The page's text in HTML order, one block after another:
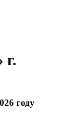
г.
году